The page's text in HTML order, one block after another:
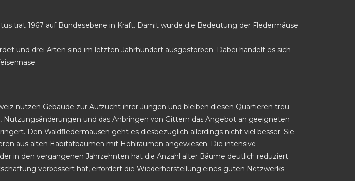
trat 1967 auf Bundesebene in Kraft. Damit wurde die Bedeutung der Fledermäuse
und drei Arten sind im letzten Jahrhundert ausgestorben. Dabei handelt es sich
nutzen Gebäude zur Aufzucht ihrer Jungen und bleiben diesen Quartieren treu.
Nutzungsänderungen und das Anbringen von Gittern das Angebot an geeigneten
Den Waldfledermäusen geht es diesbezüglich allerdings nicht viel besser. Sie
aus alten Habitatbäumen mit Hohlräumen angewiesen. Die intensive
in den vergangenen Jahrzehnten hat die Anzahl alter Bäume deutlich reduziert
verbessert hat, erfordert die Wiederherstellung eines guten Netzwerks